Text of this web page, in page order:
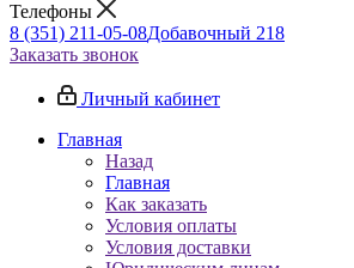
Телефоны
8 (351) 211-05-08Добавочный 218
Заказать звонок
Личный кабинет
Главная
Назад
Главная
Как заказать
Условия оплаты
Условия доставки